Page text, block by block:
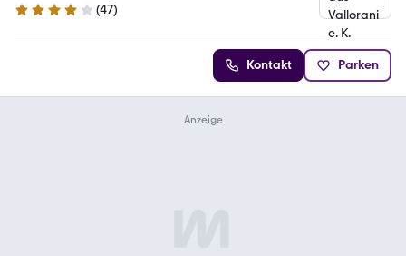
4 Sterne
(47)
Kontakt Parken